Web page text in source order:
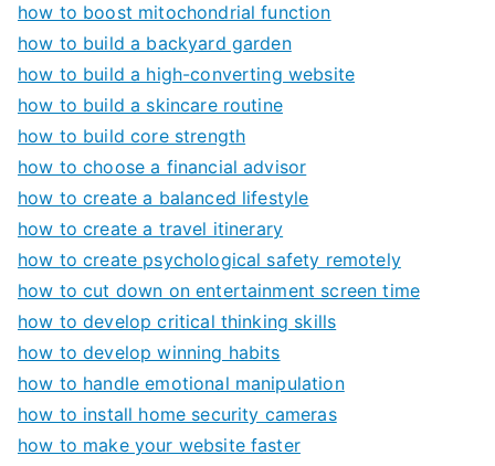
how to boost mitochondrial function
how to build a backyard garden
how to build a high-converting website
how to build a skincare routine
how to build core strength
how to choose a financial advisor
how to create a balanced lifestyle
how to create a travel itinerary
how to create psychological safety remotely
how to cut down on entertainment screen time
how to develop critical thinking skills
how to develop winning habits
how to handle emotional manipulation
how to install home security cameras
how to make your website faster